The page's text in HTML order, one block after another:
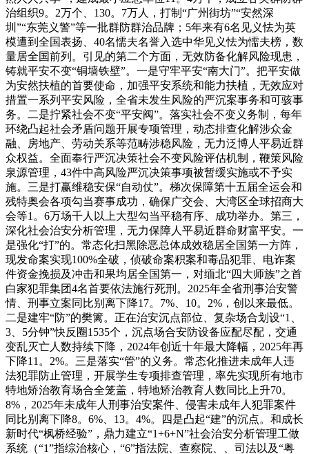
治组织9。2万个、130。7万人，打制“广州街坊”“安然深
圳”“东莞义警”等一批群防群治品牌；5年来有6名见义怯为英
模遭到全国表扬、40名懦夫名誉入选中华见义怯为懦夫榜，数
量居全国前列。引见的第二个方面，无效防备化解风险现患，
铸就平安不变“铜墙铁壁”。一是守牢平安“南大门”。把平安做
为安然扶植的首要使命，加强平安系统和能力扶植，无效应对
措置一系列平安风险，全省未发生风险的严沉案事务和可骇事
务。二是拧紧社会不变“平安阀”。落实社会不变义务制，每年
环绕凸起社会矛盾问题开展专项管理，动态排查化解涉众金
融、房地产、劳动关系等范畴涉稳风险，无力泛博人平易近群
众权益。全面奉行严沉决策社会不变风险评估机制，鞭策风险
泉源管理，43件中高风险严沉决策事项被暂缓实施或不予实
施。三是打赢维稳安保“自动仗”。梯次保障第十五届全运会和
残特奥会各项勾当赛事成功，确保广交会、大湾区全球招商大
会等1。6万场千人以上大型勾当平稳有序、成功举办。第三，
深化社会治安分析管理，无力保障人平易近群命财富平安。一
是强化“打”的。常态化扫黑除恶总体成效稳居全国第一方阵，
现发命案实现100%全破，侦破命案积案和毒品犯罪、电诈案
件资金挽损及冲击和果均居全国第一，对缅北“四大师族”之首
白家犯罪集团4名首要依法施行死刑。2025年全省刑事治安警
情、刑事立案同比别离下降17。7%、10。2%，创以来最低。
二是建牢“防”的樊篱。正在治安沉点部位、复杂场合划设“1、
3、5分钟”快反圈1535个，沉点场合安防设备应配尽配，交通
变乱灭亡人数持续下降，2024年创近十年最大降幅，2025年再
下降11。2%。三是落实“管”的义务。常态化推进未成年人违
法犯罪防止管理，开展学生专项排查管理，率先实现所有地市
特地矫治教育场合全笼盖，特地矫治教育人数同比上升70。
8%，2025年未成年人刑事治安案件、侵害未成年人犯罪案件
同比别离下降8。6%、13。4%。四是凸起“建”的沉点。和成长
新时代“枫桥经验”，鼎力建立“1+6+N”社会治安分析管理工做
系统（“1”指综治核心，“6”指法院、查察院、、司法以及“粤